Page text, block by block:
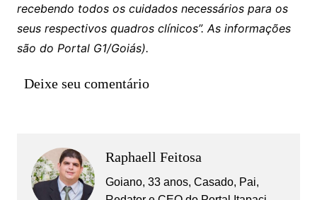
recebendo todos os cuidados necessários para os
seus respectivos quadros clínicos”. As informações
são do Portal G1/Goiás).
Deixe seu comentário
Raphaell Feitosa
Goiano, 33 anos, Casado, Pai,